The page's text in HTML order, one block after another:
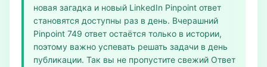
новая загадка и новый LinkedIn Pinpoint ответ
становятся доступны раз в день. Вчерашний
Pinpoint 749 ответ остаётся только в истории,
поэтому важно успевать решать задачи в день
публикации. Так вы не пропустите свежий Ответ